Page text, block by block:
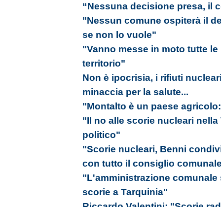
“Nessuna decisione presa, il
"Nessun comune ospiterà il
se non lo vuole"
"Vanno messe in moto tutte
territorio"
Non è ipocrisia, i rifiuti
minaccia per la salute...
"Montalto è un paese
"Il no alle scorie nucleari
politico"
"Scorie nucleari, Benni
con tutto il consiglio
"L'amministrazione comunale
scorie a Tarquinia"